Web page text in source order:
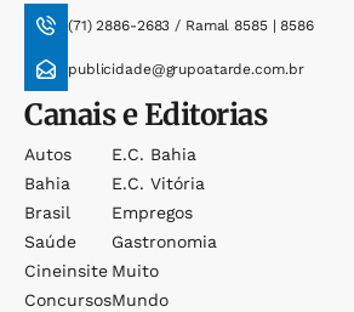
(71) 2886-2683 / Ramal 8585 | 8586
publicidade@grupoatarde.com.br
Canais e Editorias
Autos
Bahia
Brasil
Saúde
Cineinsite
Concursos
E.c. Bahia
E.c. Vitória
Empregos
Gastronomia
Muito
Mundo